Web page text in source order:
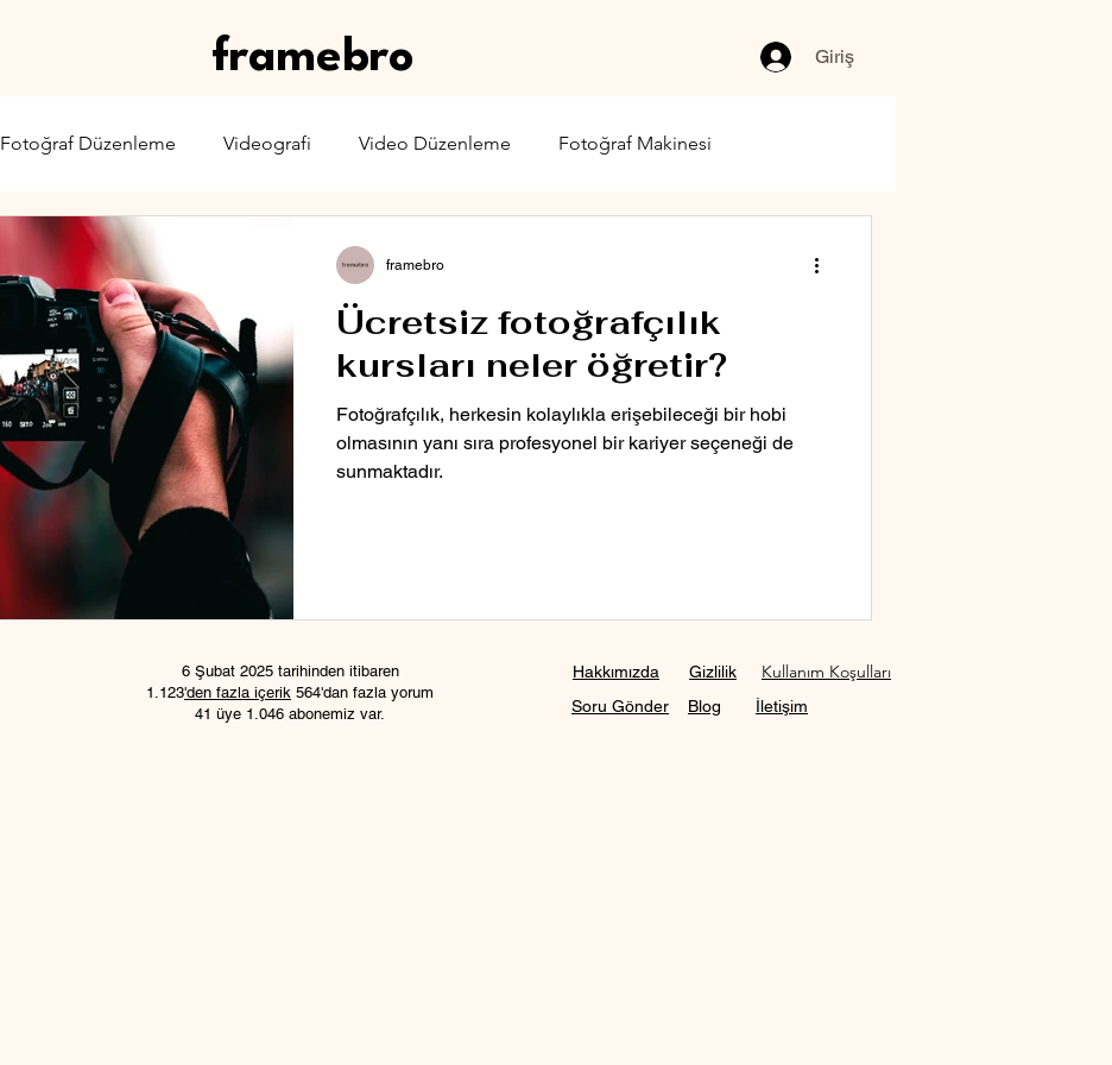
framebro Giriş
Fotoğraf Düzenleme Videografi Video Düzenleme Fotoğraf Makinesi
Drone Karşılaştırma
Ücretsiz fotoğrafçılık
kursları neler öğretir?
Fotoğrafçılık, herkesin kolaylıkla erişebileceği bir hobi
olmasının yanı sıra profesyonel bir kariyer seçeneği de
sunmaktadır.
framebro
6 Şubat 2025 tarihinden itibaren
1.123'den fazla içerik 564'dan fazla yorum
41 üye 1.046 abonemiz var.
Hakkımızda
Soru Gönder
Gizlilik
Blog
Kullanım Koşulları
İletişim